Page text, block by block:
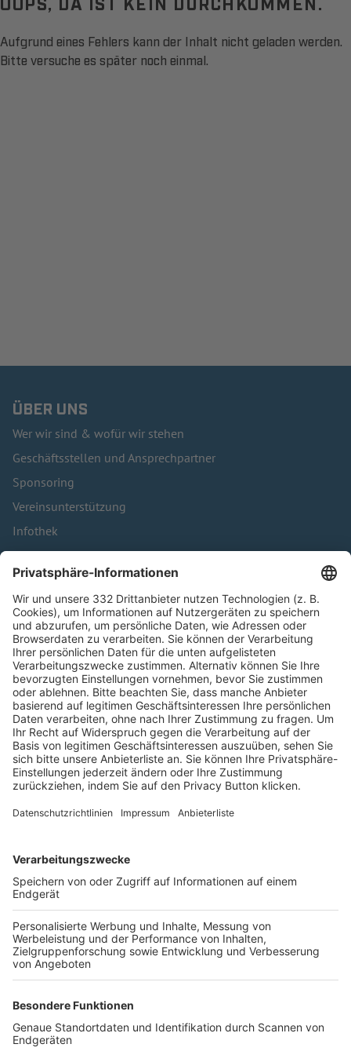
Aufgrund eines Fehlers kann der Inhalt nicht geladen werden.
Bitte versuche es später noch einmal.
ÜBER UNS
Wer wir sind & wofür wir stehen
Geschäftsstellen und Ansprechpartner
Sponsoring
Vereinsunterstützung
Infothek
Kontakt
HÄUFIG BESUCHTE SEITEN
Pässe und Vereinswechsel
Trainerausbildung
Schulungsangebot Vereinsmitarbeiter
BFV-Geschäftsstellen
Trainerbörse
Login SpielPlus
FOLGE DEM BFV
TOP-VEREINE
TOP-PARTNER